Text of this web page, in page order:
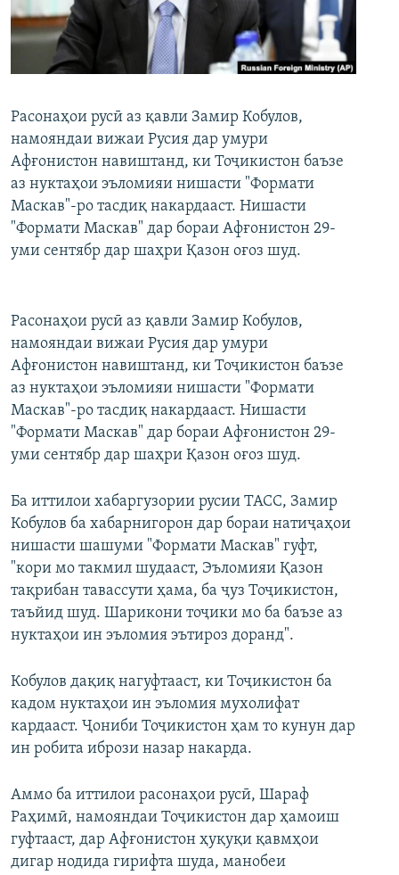
ГУЗОРИШҲОИ РАДИОӢ
Русский
Ҳамаи сомонаҳои RFE/RL
Расонаҳои русӣ аз қавли Замир Кобулов,
намояндаи вижаи Русия дар умури
Афғонистон навиштанд, ки Тоҷикистон баъзе
аз нуктаҳои эъломияи нишасти "Формати
Маскав"-ро тасдиқ накардааст. Нишасти
"Формати Маскав" дар бораи Афғонистон 29-
уми сентябр дар шаҳри Қазон оғоз шуд.
Расонаҳои русӣ аз қавли Замир Кобулов,
намояндаи вижаи Русия дар умури
Афғонистон навиштанд, ки Тоҷикистон баъзе
аз нуктаҳои эъломияи нишасти "Формати
Маскав"-ро тасдиқ накардааст. Нишасти
"Формати Маскав" дар бораи Афғонистон 29-
уми сентябр дар шаҳри Қазон оғоз шуд.
Ба иттилои хабаргузории русии ТАСС, Замир
Кобулов ба хабарнигорон дар бораи натиҷаҳои
нишасти шашуми "Формати Маскав" гуфт,
"кори мо такмил шудааст, Эъломияи Қазон
тақрибан тавассути ҳама, ба ҷуз Тоҷикистон,
таъйид шуд. Шарикони тоҷики мо ба баъзе аз
нуктаҳои ин эъломия эътироз доранд".
Кобулов дақиқ нагуфтааст, ки Тоҷикистон ба
кадом нуктаҳои ин эъломия мухолифат
кардааст. Ҷониби Тоҷикистон ҳам то кунун дар
ин робита ибрози назар накарда.
Аммо ба иттилои расонаҳои русӣ, Шараф
Раҳимӣ, намояндаи Тоҷикистон дар ҳамоиш
гуфтааст, дар Афғонистон ҳуқуқи қавмҳои
дигар нодида гирифта шуда, манобеи